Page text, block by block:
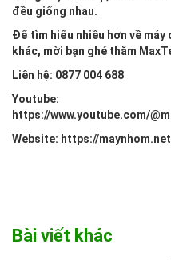
đều giống nhau.
Để tìm hiểu nhiều hơn về
khác, mời bạn ghé thăm
Liên hệ: 0877 004 688
Youtube:
https://www.youtube.com/
Website: https://
Bài viết khác